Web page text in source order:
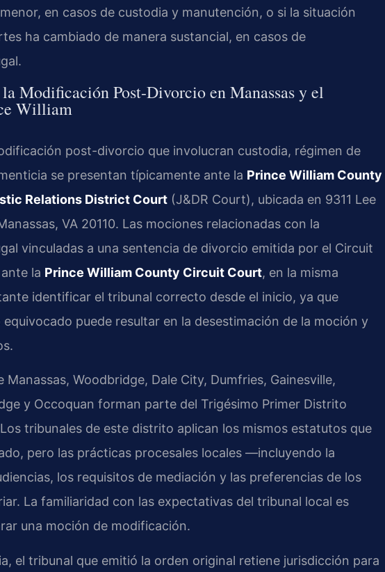
en casos de custodia y manutención, o si la situación
ha cambiado de manera sustancial, en casos de
Modificación Post-Divorcio en Manassas y el
William
post-divorcio que involucran custodia, régimen de
se presentan típicamente ante la Prince William County
Relations District Court (J&DR Court), ubicada en 9311 Lee
VA 20110. Las mociones relacionadas con la
vinculadas a una sentencia de divorcio emitida por el Circuit
la Prince William County Circuit Court, en la misma
identificar el tribunal correcto desde el inicio, ya que
puede resultar en la desestimación de la moción y
Manassas, Woodbridge, Dale City, Dumfries, Gainesville,
y Occoquan forman parte del Trigésimo Primer Distrito
tribunales de este distrito aplican los mismos estatutos que
pero las prácticas procesales locales —incluyendo la
los requisitos de mediación y las preferencias de los
La familiaridad con las expectativas del tribunal local es
una moción de modificación.
el tribunal que emitió la orden original retiene jurisdicción para